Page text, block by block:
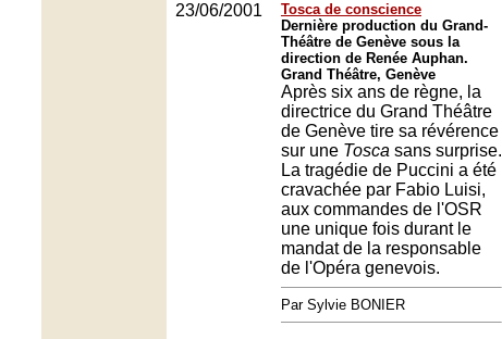
23/06/2001
Tosca de conscience
Dernière production du Grand-
Théâtre de Genève sous la
direction de Renée Auphan.
Grand Théâtre, Genève
Après six ans de règne, la
directrice du Grand Théâtre
de Genève tire sa révérence
sur une Tosca sans surprise.
La tragédie de Puccini a été
cravachée par Fabio Luisi,
aux commandes de l'OSR
une unique fois durant le
mandat de la responsable
de l'Opéra genevois.
Par Sylvie BONIER